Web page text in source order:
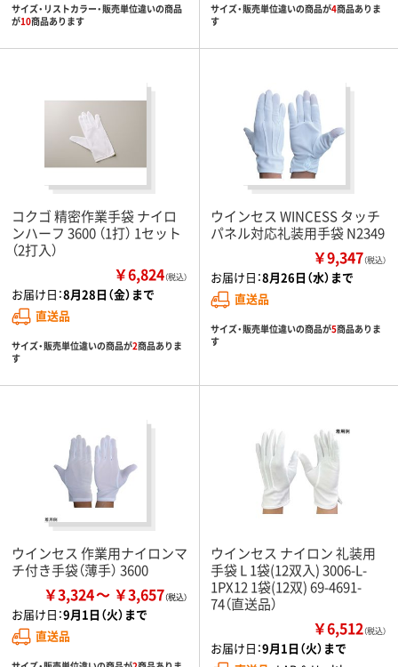
サイズ・リストカラー・販売単位違いの商品
が10商品あります
サイズ・販売単位違いの商品が4商品ありま
す
コクゴ 精密作業手袋 ナイロ
ンハーフ 3600 （1打） 1セット
（2打入）
￥6,824（税込）
お届け日：8月28日（金）まで
直送品
サイズ・販売単位違いの商品が2商品ありま
す
ウインセス WINCESS タッチ
パネル対応礼装用手袋 N2349
￥9,347（税込）
お届け日：8月26日（水）まで
直送品
サイズ・販売単位違いの商品が5商品ありま
す
ウインセス 作業用ナイロンマ
チ付き手袋（薄手） 3600
￥3,324 ￥3,657
お届け日：9月1日（火）まで
直送品
ウインセス ナイロン 礼装用
手袋 L 1袋(12双入) 3006-L-
1PX12 1袋(12双) 69-4691-
74（直送品）
￥6,512（税込）
お届け日：9月1日（火）まで